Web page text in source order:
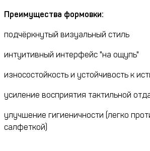
Преимущества формовки:
подчёркнутый визуальный стиль
интуитивный интерфейс "на ощупь"
износостойкость и устойчивость к
усиление восприятия тактильной
улучшение гигиеничности (легко
салфеткой)